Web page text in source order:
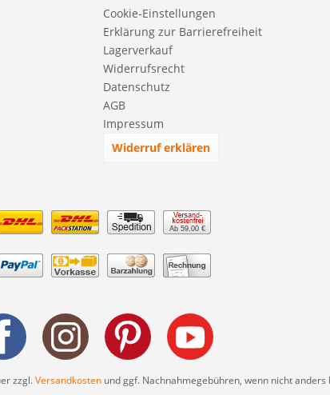
Cookie-Einstellungen
Erklärung zur Barrierefreiheit
Lagerverkauf
Widerrufsrecht
Datenschutz
AGB
Impressum
Widerruf erklären
Ab 59,00 €
zzgl.Versandkostenund ggf. Nachnahmegebühren, wenn nicht anders